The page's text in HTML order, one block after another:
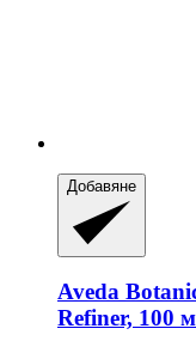
Добавяне
Aveda
Refiner, 100